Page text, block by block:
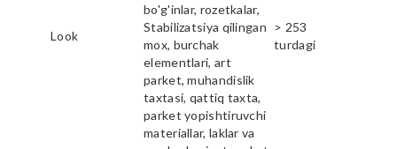
Look
bo'g'inlar, rozetkalar,
Stabilizatsiya qilingan
mox, burchak
elementlari, art
parket, muhandislik
taxtasi, qattiq taxta,
parket yopishtiruvchi
materiallar, laklar va
> 253
turdagi